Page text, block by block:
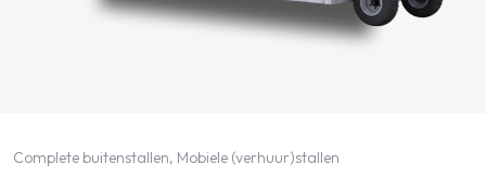
Complete buitenstallen, Mobiele (verhuur)stallen